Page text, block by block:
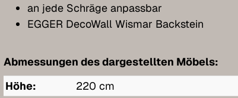
an jede Schräge anpassbar
EGGER DecoWall Wismar Backstein
Abmessungen des dargestellten Möbels:
Höhe:
220 cm